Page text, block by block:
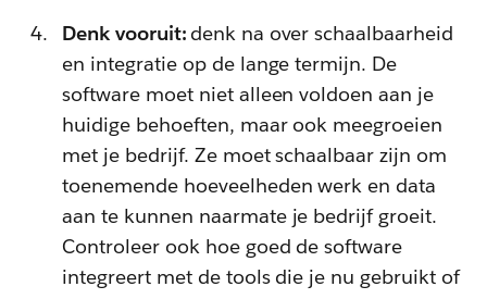
Denk vooruit: denk na over schaalbaarheid
en integratie op de lange termijn. De
software moet niet alleen voldoen aan je
huidige behoeften, maar ook meegroeien
met je bedrijf. Ze moet schaalbaar zijn om
toenemende hoeveelheden werk en data
aan te kunnen naarmate je bedrijf groeit.
Controleer ook hoe goed de software
integreert met de tools die je nu gebruikt of